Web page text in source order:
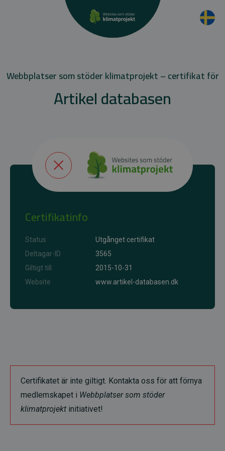
Webbplatser som stöder klimatprojekt – certifikat för
Artikel databasen
Certifikatinfo
Status
Utgånget certifikat
Deltagar-ID
3565
Giltigt till
2015-10-31
Website
www.artikel-databasen.dk
Certifikatet är inte giltigt. Kontakta oss för att förnya
medlemskapet i Webbplatser som stöder
klimatprojekt initiativet!